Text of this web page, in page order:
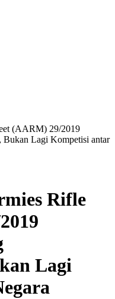
(AARM) 29/2019
Bukan Lagi Kompetisi antar
Rifle
Lagi